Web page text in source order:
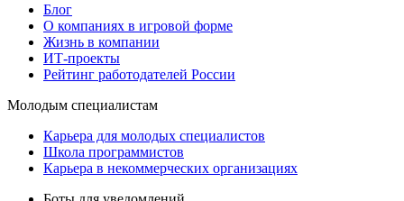
Блог
О компаниях в игровой форме
Жизнь в компании
ИТ-проекты
Рейтинг работодателей России
Молодым специалистам
Карьера для молодых специалистов
Школа программистов
Карьера в некоммерческих организациях